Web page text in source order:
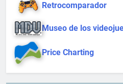
Retrocomparador
Museo de los
Price Charting